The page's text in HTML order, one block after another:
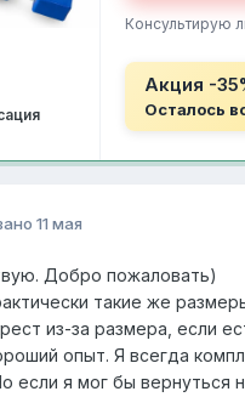
Консультирую
Акция -
Осталось
11 мая
Добро пожаловать)
такие же
из-за размера, если
опыт. Я всегда
если я мог бы вернуться